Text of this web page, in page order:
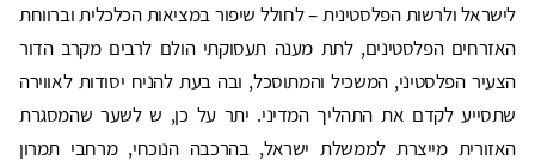
לישראל ולרשות הפלסטינית – לחולל שיפור במציאות הכלכלית וברווחת
האזרחים הפלסטינים, לתת מענה תעסוקתי הולם לרבים מקרב הדור
הצעיר הפלסטיני, המשכיל והמתוסכל, ובה בעת להניח יסודות לאווירה
שתסייע לקדם את התהליך המדיני. יתר על כן, ש לשער שהמסגרת
האזורית מייצרת לממשלת ישראל, בהרכבה הנוכחי, מרחבי תמרון